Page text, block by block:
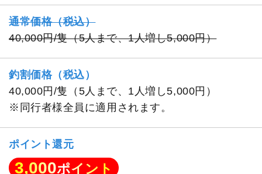
通常価格（税込）
40,000円/隻（5人まで、1人増し5,000円）
釣割価格（税込）
40,000円/隻（5人まで、1人増し5,000円）
※同行者様全員に適用されます。
ポイント還元
3,000ポイント